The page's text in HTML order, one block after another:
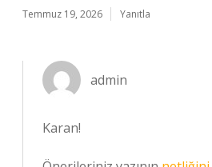
Temmuz 19, 2026 Yanıtla
admin
Karan!